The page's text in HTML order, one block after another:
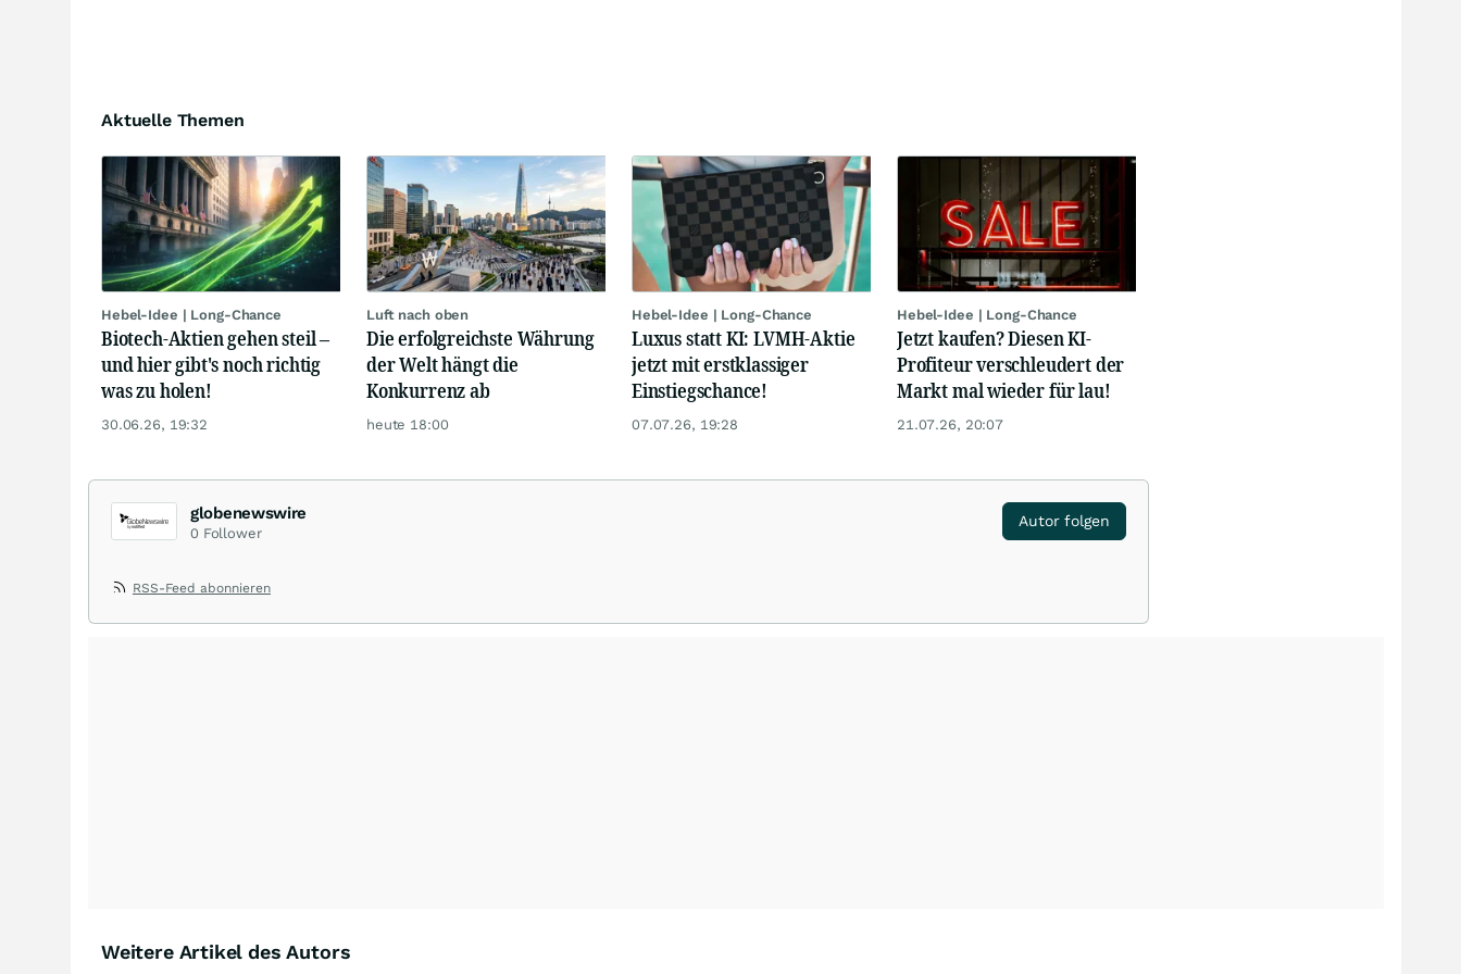
Aktuelle Themen
Hebel-Idee | Long-Chance
Biotech-Aktien gehen steil –
und hier gibt's noch richtig
was zu holen!
30.06.26, 19:32
Luft nach oben
Die erfolgreichste Währung
der Welt hängt die
Konkurrenz ab
heute 18:00
Hebel-Idee | Long-Chance
Luxus statt KI: LVMH-Aktie
jetzt mit erstklassiger
Einstiegschance!
07.07.26, 19:28
Hebel-Idee | Long-Chance
Jetzt kaufen? Diesen KI-
Profiteur verschleudert der
Markt mal wieder für lau!
21.07.26, 20:07
globenewswire
0 Follower
Autor folgen
RSS-Feed abonnieren
Weitere Artikel des Autors